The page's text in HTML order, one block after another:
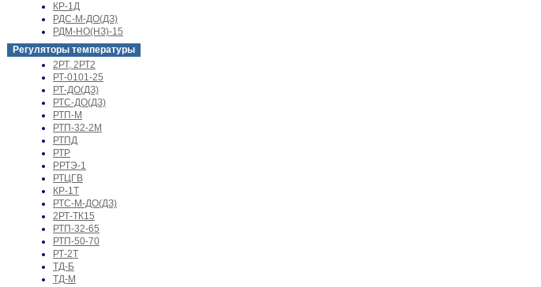
КР-1Д
РДС-М-ДО(ДЗ)
РДМ-НО(НЗ)-15
Регуляторы температуры
2РТ, 2РТ2
РТ-0101-25
РТ-ДО(ДЗ)
РТС-ДО(ДЗ)
РТП-М
РТП-32-2М
РТПД
РТР
РРТЭ-1
РТЦГВ
КР-1Т
РТС-М-ДО(ДЗ)
2РТ-ТК15
РТП-32-65
РТП-50-70
РТ-2Т
ТД-Б
ТД-М